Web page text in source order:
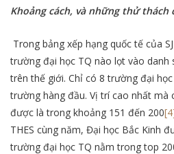
Khoảng cách, và những thử thách
Trong bảng xếp hạng quốc tế của
trường đại học TQ nào lọt vào danh
trên thế giới. Chỉ có 8 trường đại
trường hàng đầu. Vị trí cao nhất mà
được là trong khoảng 151 đến 200
THES cùng năm, Đại học Bắc Kinh
trường đại học TQ nằm trong top